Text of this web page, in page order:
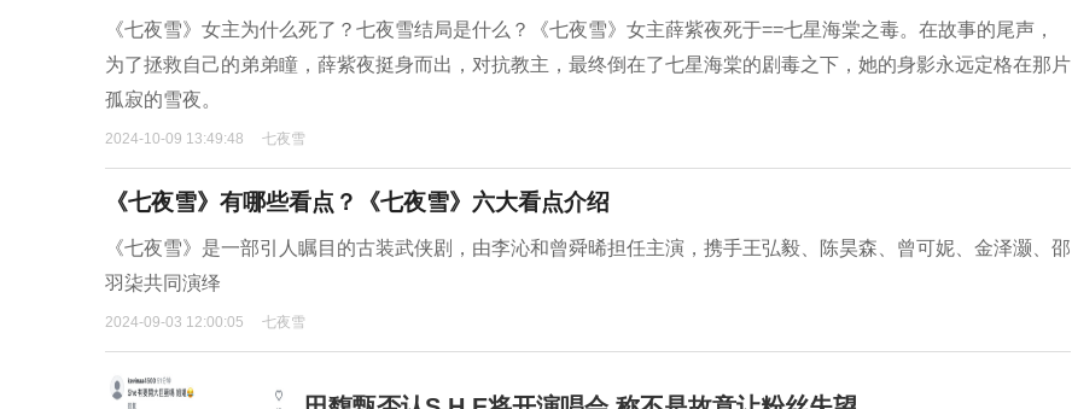
《七夜雪》女主为什么死了？七夜雪结局是什么？‌《七夜雪》女主薛紫夜死于==七星海棠之毒‌。在故事的尾声，
为了拯救自己的弟弟瞳，薛紫夜挺身而出，对抗教主，最终倒在了七星海棠的剧毒之下，她的身影永远定格在那片
孤寂的雪夜‌。
2024-10-09 13:49:48 七夜雪
《七夜雪》有哪些看点？《七夜雪》六大看点介绍
《七夜雪》是一部引人瞩目的古装武侠剧，由李沁和曾舜晞担任主演，携手王弘毅、陈昊森、曾可妮、金泽灏、邵
羽柒共同演绎
2024-09-03 12:00:05 七夜雪